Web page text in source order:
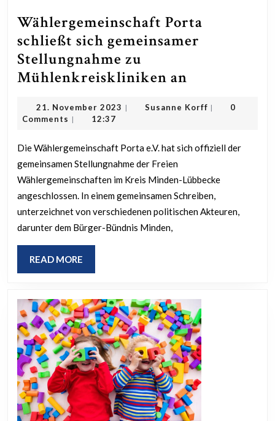
Wählergemeinschaft Porta
schließt sich gemeinsamer
Stellungnahme zu
Mühlenkreiskliniken an
schließt
zu
21. November 2023 21.
| Susanne KorffSusanne
|
0
Comments | 12:37
Die Wählergemeinschaft Porta e.V. hat sich offiziell der
gemeinsamen Stellungnahme der Freien
Wählergemeinschaften im Kreis Minden-Lübbecke
angeschlossen. In einem gemeinsamen Schreiben,
unterzeichnet von verschiedenen politischen Akteuren,
darunter dem Bürger-Bündnis Minden,
READ MORE
MORE